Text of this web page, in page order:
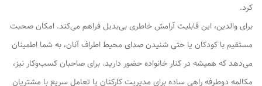
کرد.
برای والدین، این قابلیت آرامش خاطری بی‌بدیل فراهم می‌کند. امکان صحبت
مستقیم با کودکان یا حتی شنیدن صدای محیط اطراف آنان، به شما اطمینان
می‌دهد که همیشه در کنار خانواده حضور دارید. برای صاحبان کسب‌وکار نیز،
مکالمه دوطرفه راهی ساده برای مدیریت کارکنان یا تعامل سریع با مشتریان